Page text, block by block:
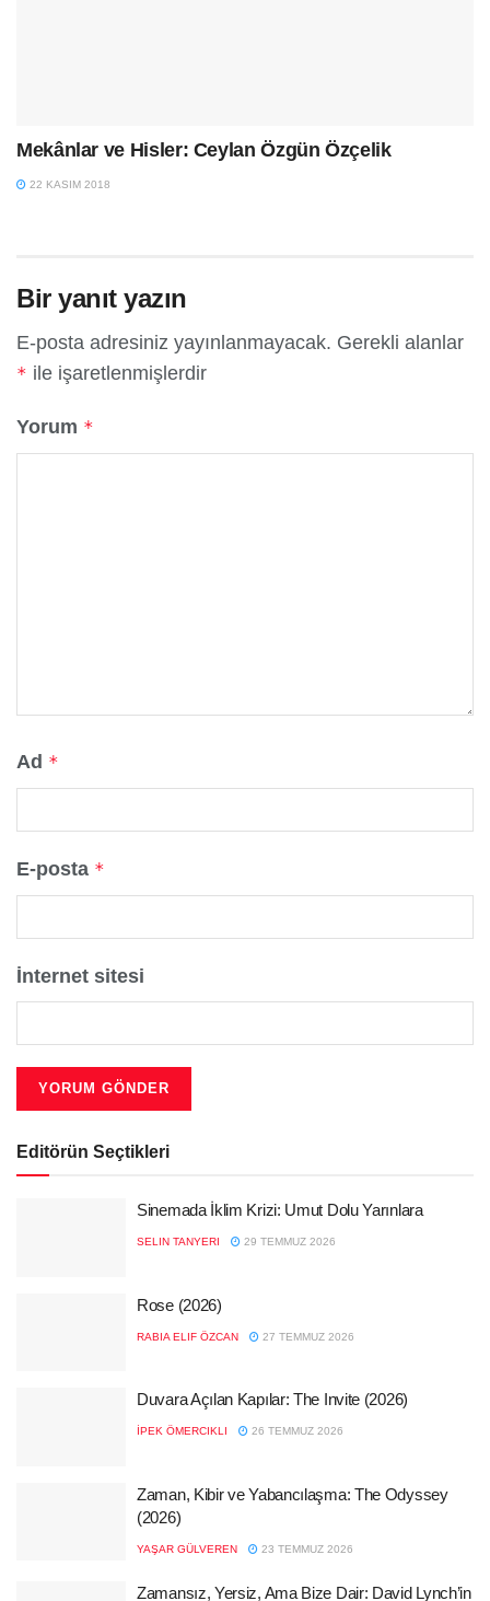
Mekânlar ve Hisler: Ceylan Özgün Özçelik
22 KASIM 2018
Bir yanıt yazın
E-posta adresiniz yayınlanmayacak. Gerekli alanlar
* ile işaretlenmişlerdir
Yorum *
Ad *
E-posta *
İnternet sitesi
Editörün Seçtikleri
Sinemada İklim Krizi: Umut Dolu Yarınlara
SELIN TANYERI 29 TEMMUZ 2026
Rose (2026)
RABIA ELIF ÖZCAN 27 TEMMUZ 2026
Duvara Açılan Kapılar: The Invite (2026)
İPEK ÖMERCIKLI 26 TEMMUZ 2026
Zaman, Kibir ve Yabancılaşma: The Odyssey
(2026)
YAŞAR GÜLVEREN 23 TEMMUZ 2026
Zamansız, Yersiz, Ama Bize Dair: David Lynch’in